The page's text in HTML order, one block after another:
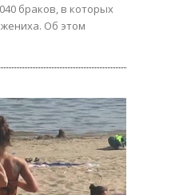
браков, в которых
Об этом